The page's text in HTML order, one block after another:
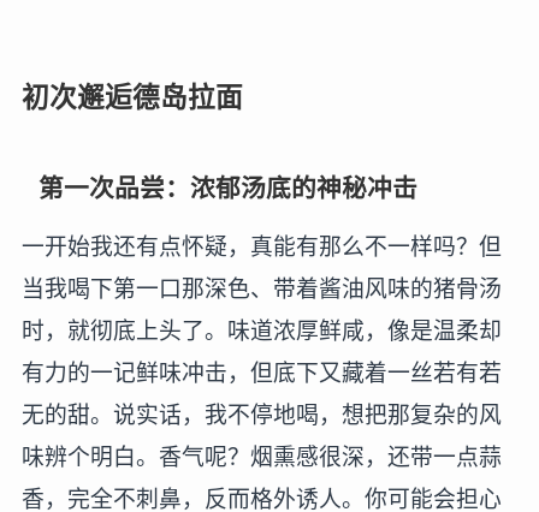
初次邂逅德岛拉面
第一次品尝：浓郁汤底的神秘冲击
一开始我还有点怀疑，真能有那么不一样吗？但
当我喝下第一口那深色、带着酱油风味的猪骨汤
时，就彻底上头了。味道浓厚鲜咸，像是温柔却
有力的一记鲜味冲击，但底下又藏着一丝若有若
无的甜。说实话，我不停地喝，想把那复杂的风
味辨个明白。香气呢？烟熏感很深，还带一点蒜
香，完全不刺鼻，反而格外诱人。你可能会担心